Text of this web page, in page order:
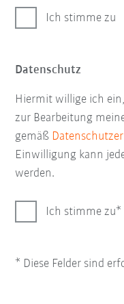
Ich stimme zu
Datenschutz
Hiermit willige ich
zur Bearbeitung
gemäß
Einwilligung kann
werden.
Ich stimme zu
* Diese Felder sind